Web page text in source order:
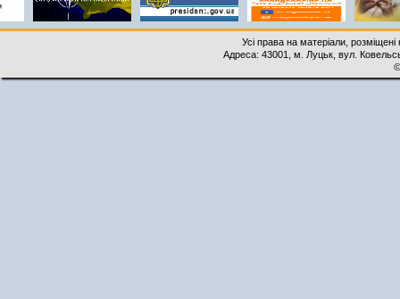
Усі права на матеріали,
Адреса: 43001, м. Луцьк, вул.